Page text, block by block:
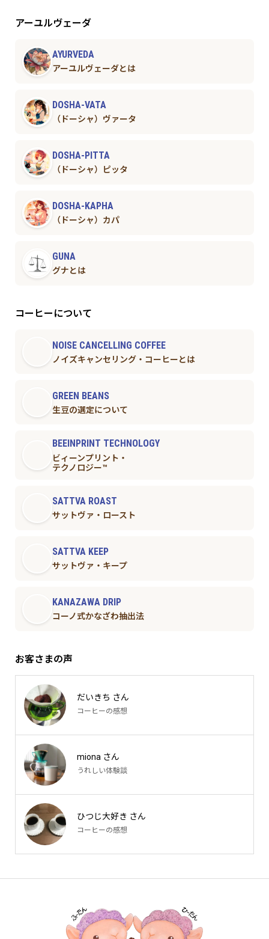
アーユルヴェーダ
AYURVEDA
アーユルヴェーダとは
DOSHA-VATA
（ドーシャ）ヴァータ
DOSHA-PITTA
（ドーシャ）ピッタ
DOSHA-KAPHA
（ドーシャ）カパ
GUNA
グナとは
コーヒーについて
NOISE CANCELLING COFFEE
ノイズキャンセリング・コーヒーとは
GREEN BEANS
生豆の選定について
BEEINPRINT TECHNOLOGY
ビィーンプリント・
テクノロジー™︎
SATTVA ROAST
サットヴァ・ロースト
SATTVA KEEP
サットヴァ・キープ
KANAZAWA DRIP
コーノ式かなざわ抽出法
お客さまの声
だいきち さん
コーヒーの感想
miona さん
うれしい体験談
ひつじ大好き さん
コーヒーの感想